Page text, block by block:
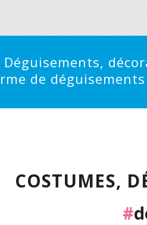
Déguisements,
de
COSTUMES,
#